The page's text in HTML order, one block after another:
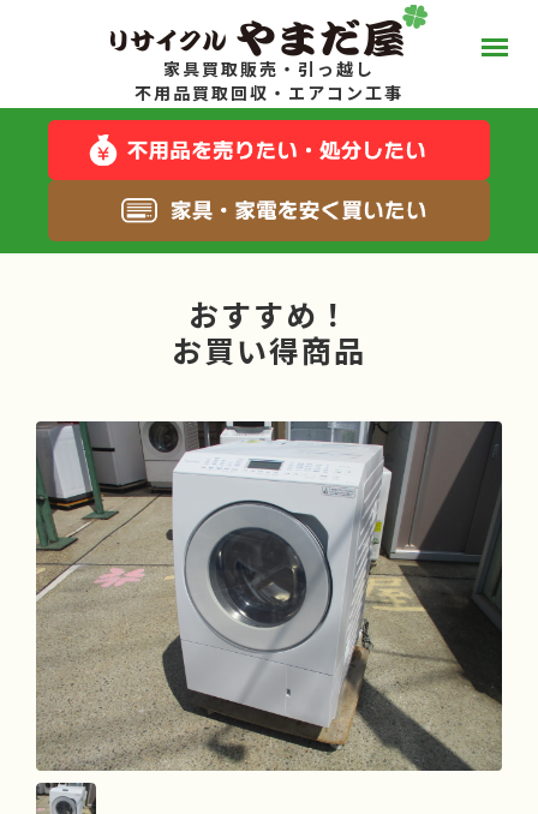
家具買取販売・引っ越し
不用品買取回収・エアコン工事
おすすめ！
お買い得商品
やまだ屋って？
スタッフブログ
キャンペーン一覧
サービス一覧
料金について
お得な在庫商品
よくある質問
会社情報
採用情報